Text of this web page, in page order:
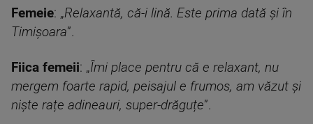
Femeie: „Relaxantă, că-i lină. Este prima dată și în
Timișoara”.
Fiica femeii: „Îmi place pentru că e relaxant, nu
mergem foarte rapid, peisajul e frumos, am văzut și
niște rațe adineauri, super-drăguțe”.